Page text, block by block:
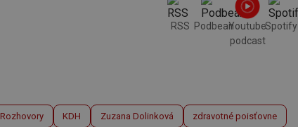
RSS PodbeanYoutube
podcast
Spotify
Rozhovory KDH Zuzana Dolinková zdravotné poisťovne